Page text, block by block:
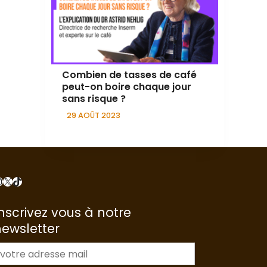
Combien de tasses de café
peut-on boire chaque jour
sans risque ?
29 AOÛT 2023
X TikTok
vous à notre